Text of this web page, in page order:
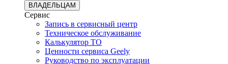
ВЛАДЕЛЬЦАМ
Сервис
Запись в сервисный центр
Техническое обслуживание
Калькулятор ТО
Ценности сервиса Geely
Руководство по эксплуатации